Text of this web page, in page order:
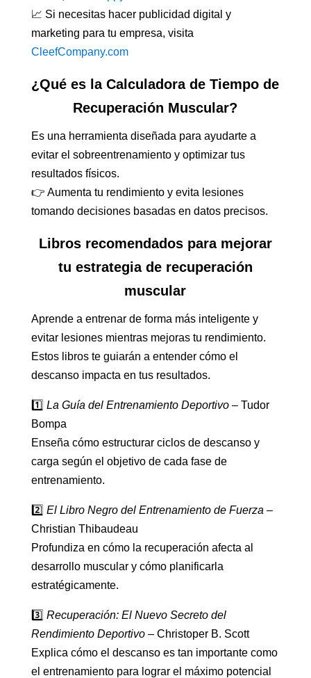
📈 Si necesitas hacer publicidad digital y
marketing para tu empresa, visita
CleefCompany.com
¿Qué es la Calculadora de Tiempo de
Recuperación Muscular?
Es una herramienta diseñada para ayudarte a
evitar el sobreentrenamiento y optimizar tus
resultados físicos.
👉 Aumenta tu rendimiento y evita lesiones
tomando decisiones basadas en datos precisos.
Libros recomendados para mejorar
tu estrategia de recuperación
muscular
Aprende a entrenar de forma más inteligente y
evitar lesiones mientras mejoras tu rendimiento.
Estos libros te guiarán a entender cómo el
descanso impacta en tus resultados.
1️⃣ La Guía del Entrenamiento Deportivo– Tudor
Bompa
Enseña cómo estructurar ciclos de descanso y
carga según el objetivo de cada fase de
entrenamiento.
2️⃣ El Libro Negro del Entrenamiento de Fuerza –
Christian Thibaudeau
Profundiza en cómo la recuperación afecta al
desarrollo muscular y cómo planificarla
estratégicamente.
3️⃣ Recuperación: El Nuevo Secreto del
Rendimiento Deportivo– Christoper B. Scott
Explica cómo el descanso es tan importante como
el entrenamiento para lograr el máximo potencial